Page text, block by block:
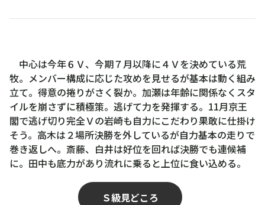
中心は今年６Ｖ、今期７月以降に４Ｖを決めている荒
牧。メンバー構成に応じた攻めを見せるが基本は動く組み
立て。得意の捲りがさく裂か。加瀬は年齢に関係なくスタ
イルを崩さずに積極策。逃げて力を発揮する。11月京王
閣で逃げ切り完全Ｖの岩崎も自力にこだわり果敢に仕掛け
そう。高木は２場所決勝を外しているが自力基本の走りで
巻き返しへ。斎藤、白井は好位を回れば決勝でも連候補
に。田中も底力があり流れに乗ると上位に食い込める。
Ｓ級見どころ